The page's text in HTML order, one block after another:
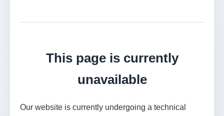
This page is currently
unavailable
Our website is currently undergoing a technical